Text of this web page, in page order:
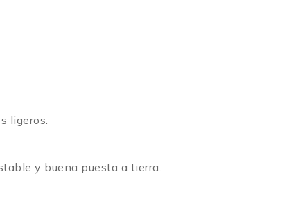
ligeros.
y buena puesta a tierra.